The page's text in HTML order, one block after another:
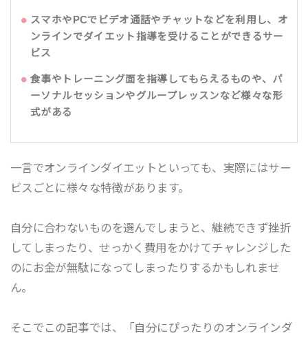
スマホやPCでビデオ通話やチャットなどを利用し、オ
ンラインでダイエット指導を受けることができるサー
ビス
食事やトレーニング面を指導してもらえるものや、パ
ーソナルセッションやグループレッスンなど様々な形
式がある
一言でオンラインダイエットといっても、実際にはサー
ビスごとに様々な特徴があります。
自分に合わないものを選んでしまうと、継続できず挫折
してしまったり、せっかく費用をかけてチャレンジした
のにお金が無駄になってしまったりするかもしれませ
ん。
そこでこの記事では、「自分にぴったりのオンラインダ